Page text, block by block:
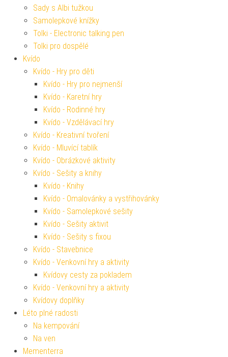
Sady s Albi tužkou
Samolepkové knížky
Tolki - Electronic talking pen
Tolki pro dospělé
Kvído
Kvído - Hry pro děti
Kvído - Hry pro nejmenší
Kvído - Karetní hry
Kvído - Rodinné hry
Kvído - Vzdělávací hry
Kvído - Kreativní tvoření
Kvído - Mluvící tablík
Kvído - Obrázkové aktivity
Kvído - Sešity a knihy
Kvído - Knihy
Kvído - Omalovánky a vystřihovánky
Kvído - Samolepkové sešity
Kvído - Sešity aktivit
Kvído - Sešity s fixou
Kvído - Stavebnice
Kvído - Venkovní hry a aktivity
Kvídovy cesty za pokladem
Kvído - Venkovní hry a aktivity
Kvídovy doplňky
Léto plné radosti
Na kempování
Na ven
Mementerra